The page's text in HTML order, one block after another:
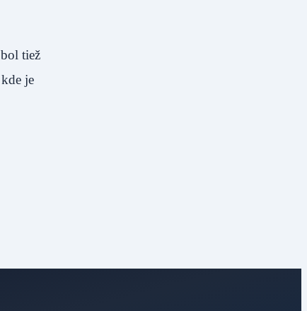
tiež
je